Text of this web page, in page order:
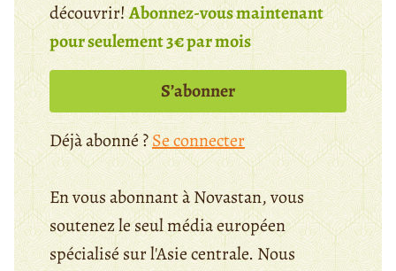
découvrir!Abonnez-vous maintenant
pour seulement 3€ par mois
S’abonner
Déjà abonné ?Se connecter
En vous abonnant à Novastan, vous
soutenez le seul média européen
spécialisé sur l'Asie centrale. Nous